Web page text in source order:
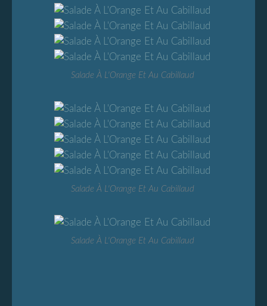
Salade À L'Orange Et Au Cabillaud
Salade À L'Orange Et Au Cabillaud
Salade À L'Orange Et Au Cabillaud